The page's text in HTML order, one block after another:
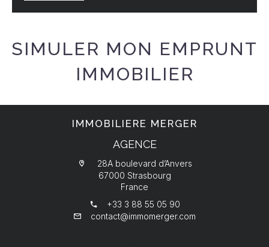
SIMULER MON EMPRUNT
IMMOBILIER
IMMOBILIERE MERGER
AGENCE
28A boulevard d’Anvers
67000 Strasbourg
France
+33 3 88 55 05 90
contact@immomerger.com